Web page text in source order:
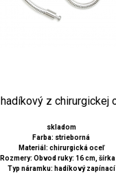
z chirurgickej
skladom
Farba: strieborná
Materiál: chirurgická oceľ
Rozmery: Obvod ruky: 16 cm, šírka
Typ náramku: hadíkový zapínací